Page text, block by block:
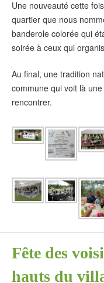
Une nouveauté cette
quartier que nous
banderole colorée qui
soirée à ceux qui
Au final, une tradition
commune qui voit là
rencontrer.
Fête des
hauts du